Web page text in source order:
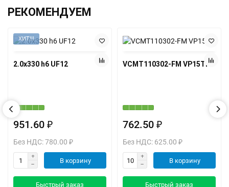
РЕКОМЕНДУЕМ
ХИТ!!!
2.0х330 h6 UF12
951.60 ₽
Без НДС: 780.00 ₽
В корзину
Быстрый заказ
VCMT110302-FM VP15TF
762.50 ₽
Без НДС: 625.00 ₽
В корзину
Быстрый заказ